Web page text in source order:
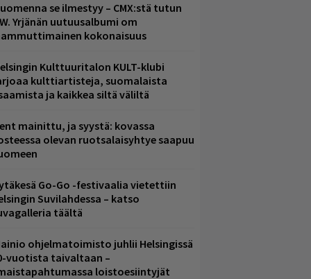
se ilmestyy – CMX:stä tutun
Yrjänän uutuusalbumi om
kokonaisuus
Kulttuuritalon KULT-klubi
kulttiartisteja, suomalaista
ja kaikkea siltä väliltä
mainittu, ja syystä: kovassa
olevan ruotsalaisyhtye saapuu
Go-Go -festivaalia vietettiin
Suvilahdessa – katso
täältä
ohjelmatoimisto juhlii Helsingissä
vuotista taivaltaan –
loistoesiintyjät